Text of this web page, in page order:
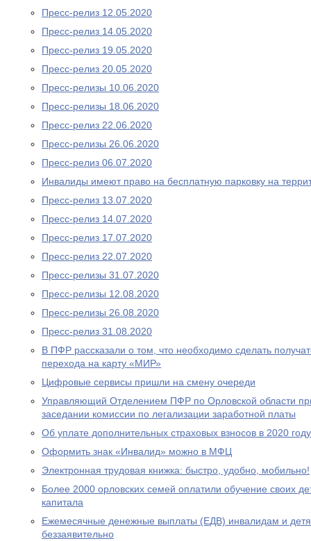
Пресс-релиз 12.05.2020
Пресс-релиз 14.05.2020
Пресс-релиз 19.05.2020
Пресс-релиз 20.05.2020
Пресс-релизы 10.06.2020
Пресс-релизы 18.06.2020
Пресс-релиз 22.06.2020
Пресс-релизы 26.06.2020
Пресс-релиз 06.07.2020
Инвалиды имеют право на бесплатную парковку на
Пресс-релиз 13.07.2020
Пресс-релиз 14.07.2020
Пресс-релиз 17.07.2020
Пресс-релиз 22.07.2020
Пресс-релизы 31.07.2020
Пресс-релизы 12.08.2020
Пресс-релизы 26.08.2020
Пресс-релиз 31.08.2020
В ПФР рассказали о том, что необходимо сделать
перехода на карту «МИР»
Цифровые сервисы пришли на смену очереди
Управляющий Отделением ПФР по Орловской области
заседании комиссии по легализации заработной платы
Об уплате дополнительных страховых взносов в 2020 году
Оформить знак «Инвалид» можно в МФЦ
Электронная трудовая книжка: быстро, удобно, мобильно!
Более 2000 орловских семей оплатили обучение своих
капитала
Ежемесячные денежные выплаты (ЕДВ) инвалидам и
беззаявительно